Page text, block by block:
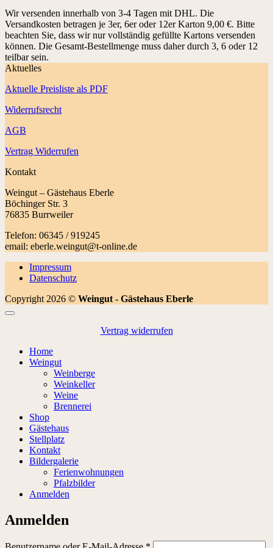
Wir versenden innerhalb von 3-4 Tagen mit DHL. Die
Versandkosten betragen je 3er, 6er oder 12er Karton 9,00 €. Bitte
beachten Sie, dass wir nur vollständig gefüllte Kartons versenden
können. Die Gesamt-Bestellmenge muss daher durch 3, 6 oder 12
teilbar sein.
Aktuelles
Aktuelle Preisliste als PDF
Widerrufsrecht
AGB
Vertrag Widerrufen
Kontakt
Weingut – Gästehaus Eberle
Böchinger Str. 3
76835 Burrweiler
Telefon: 06345 / 919245
email: eberle.weingut@t-online.de
Impressum
Datenschutz
Copyright 2026 © Weingut - Gästehaus Eberle
Vertrag widerrufen
Home
Weingut
Weinberge
Weinkeller
Weine
Brennerei
Shop
Gästehaus
Stellplatz
Kontakt
Bildergalerie
Ferienwohnungen
Pfalzbilder
Anmelden
Anmelden